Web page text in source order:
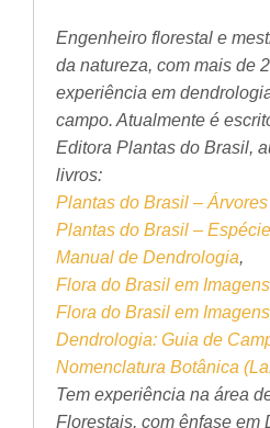
Engenheiro florestal e
da natureza, com mais de
experiência em
campo. Atualmente é
Editora Plantas do Brasil,
livros:
Plantas do Brasil –
Plantas do Brasil –
Manual de Dendrologia,
Flora do Brasil em
Flora do Brasil em
Dendrologia: Guia de
Nomenclatura Botânica
Tem experiência na área
Florestais, com ênfase em